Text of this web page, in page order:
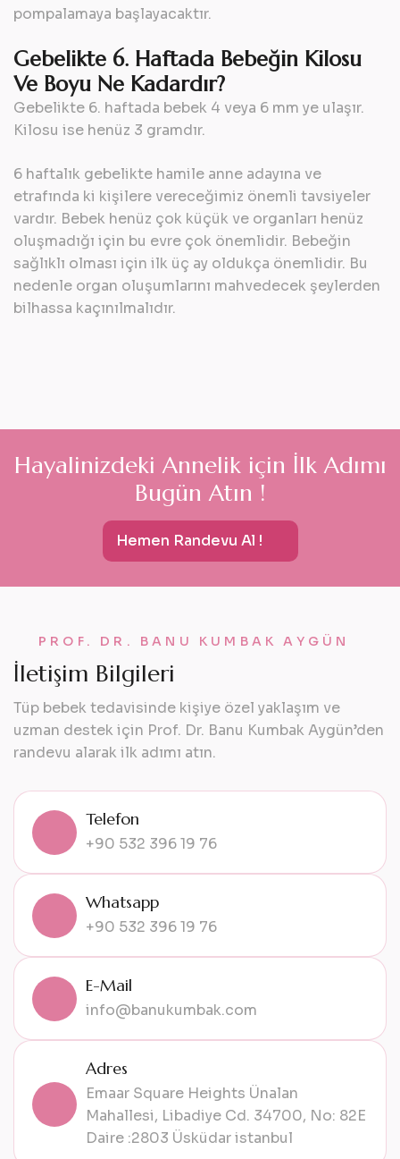
pompalamaya başlayacaktır.
Gebelikte 6. Haftada Bebeğin Kilosu
Ve Boyu Ne Kadardır?
Gebelikte 6. haftada bebek 4 veya 6 mm ye ulaşır.
Kilosu ise henüz 3 gramdır.
6 haftalık gebelikte hamile anne adayına ve
etrafında ki kişilere vereceğimiz önemli tavsiyeler
vardır. Bebek henüz çok küçük ve organları henüz
oluşmadığı için bu evre çok önemlidir. Bebeğin
sağlıklı olması için ilk üç ay oldukça önemlidir. Bu
nedenle organ oluşumlarını mahvedecek şeylerden
bilhassa kaçınılmalıdır.
Hayalinizdeki Annelik için İlk Adımı
Bugün Atın !
Hemen Randevu Al !
PROF. DR. BANU KUMBAK AYGÜN
İletişim Bilgileri
Tüp bebek tedavisinde kişiye özel yaklaşım ve
uzman destek için Prof. Dr. Banu Kumbak Aygün’den
randevu alarak ilk adımı atın.
Telefon
+90 532 396 19 76
Whatsapp
+90 532 396 19 76
E-Mail
info@banukumbak.com
Adres
Emaar Square Heights Ünalan
Mahallesi, Libadiye Cd. 34700, No: 82E
Daire :2803 Üsküdar istanbul